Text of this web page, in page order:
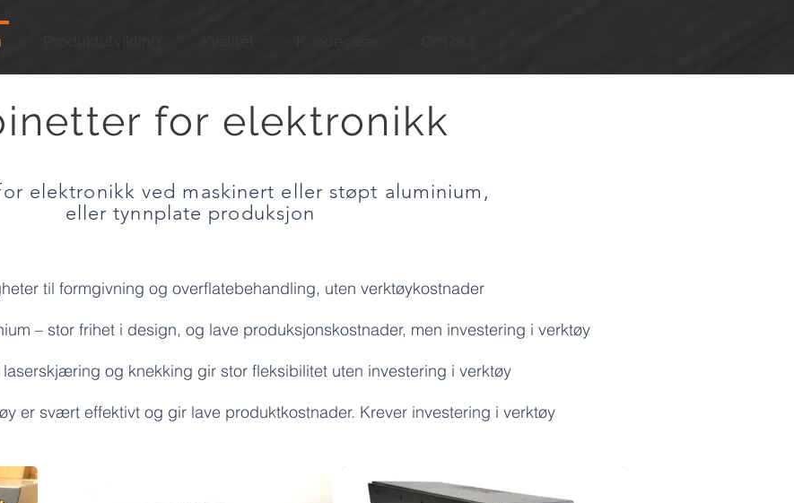
for elektronikk
elektronikk ved maskinert eller støpt aluminium,
eller tynnplate produksjon
til formgivning og overflatebehandling, uten verktøykostnader
– stor frihet i design, og lave produksjonskostnader, men investering i verktøy
og knekking gir stor fleksibilitet uten investering i verktøy
er svært effektivt og gir lave produktkostnader. Krever investering i verktøy